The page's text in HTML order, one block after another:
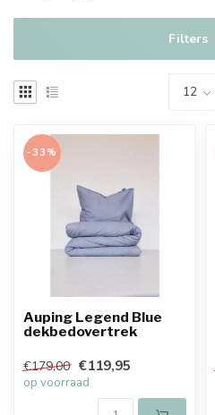
Filters
-33%
Auping Legend Blue
dekbedovertrek
€179,00 €119,95
op voorraad